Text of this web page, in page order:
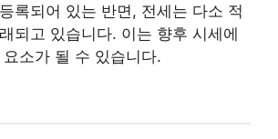
록되어 있는 반면, 전세는 다소 적
되고 있습니다. 이는 향후 시세에
소가 될 수 있습니다.